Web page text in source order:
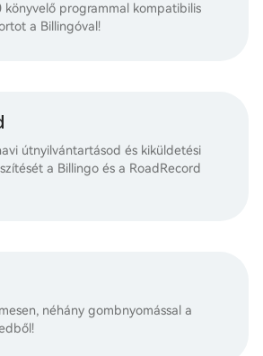
könyvelő programmal kompatibilis
a Billingóval!
útnyilvántartásod és kiküldetési
a Billingo és a RoadRecord
néhány gombnyomással a